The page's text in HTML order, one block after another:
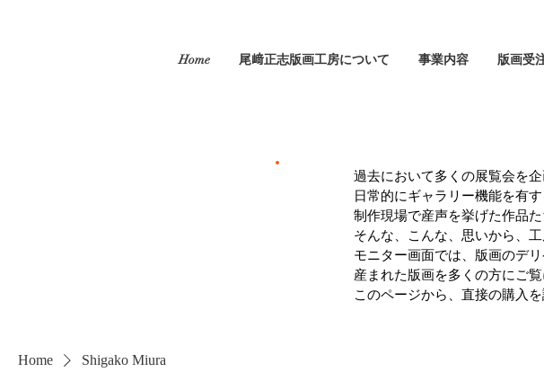
Home 尾﨑正志版画工房について 事業内容 版画受
過去において多くの展覧会を
日常的にギャラリー機能を有
制作現場で産声を挙げた作品
そんな、こんな、思いから、
モニター画面では、版画のデ
産まれた版画を多くの方にご
このページから、直接の購入
Home Shigako Miura